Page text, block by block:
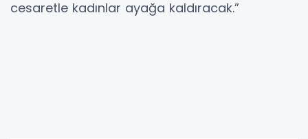
cesaretle kadınlar ayağa kaldıracak.”